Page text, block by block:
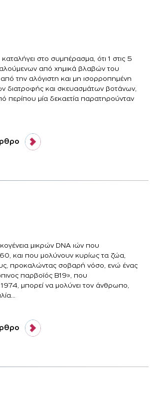
στο συμπέρασμα, ότι 1 στις 5
από χημικά βλαβών του
την αλόγιστη και μη ισορροπημένη
διατροφής και σκευασμάτων βοτάνων,
περίπου μία δεκαετία παρατηρούνταν
μικρών DNA ιών που
και που μολύνουν κυρίως τα ζώα,
προκαλώντας σοβαρή νόσο, ενώ ένας
παρβοϊός Β19», που
μπορεί να μολύνει τον άνθρωπο,